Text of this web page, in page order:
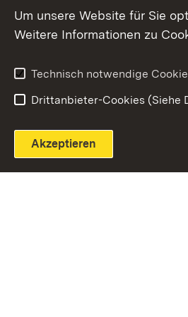
Extern:
LinkedIn (Öffnet
Um unsere Website für Sie
Weitere Informationen zu
Technisch notwendige
Drittanbieter-Cookies (Siehe
Akzeptieren